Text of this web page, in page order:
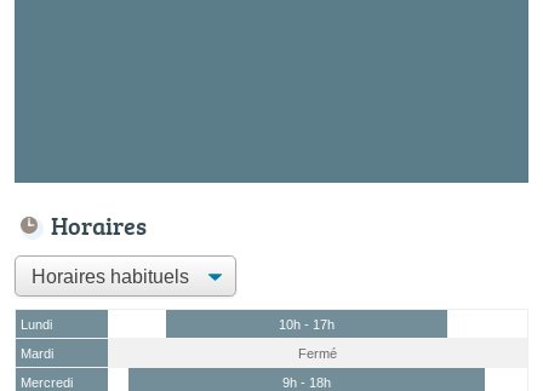
Horaires
Lundi
10h - 17h
Mardi
Fermé
Mercredi
9h - 18h